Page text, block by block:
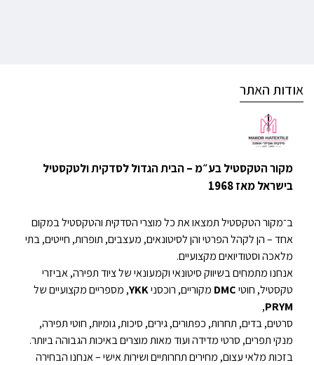
אודות האתר
מקור הטקסטיל בע״מ – הבית הגדול לסדקית ולטקסטיל
בישראל מאז 1968
ב־מקור הטקסטיל תמצאו את כל מוצרי הסדקית והטקסטיל במקום
אחד – הן לקהל הפרטי והן לסיטונאים, מעצבים, תופרות, חייטים, בתי
מלאכה וסטודיואים מקצועיים.
אנחנו מתמחים בשיווק סיטונאי וקמעונאי של ציוד תפירה, אביזרי
טקסטיל, חוטיDMC מקוריים, רוכסניYKK, מספריים מקצועיים של
PRYM
,
סרטים, בדים, תחרות, כפתורים, גירים, סיכות, גומיות, חוטי תפירה,
מנקי תפרים, סרטי מדידה ועוד מאות מוצרים באיכות הגבוהה ביותר.
בזכות מלאי עצום, מחירים תחרותיים ושירות אישי – אנחנו הבחירה